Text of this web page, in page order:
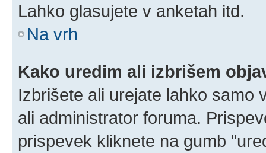
Lahko glasujete v anketah itd.
Na vrh
Kako uredim ali izbrišem
Izbrišete ali urejate lahko samo
ali administrator foruma.
prispevek kliknete na gumb